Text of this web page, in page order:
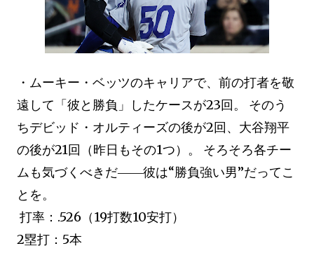
・ムーキー・ベッツのキャリアで、前の打者を敬
遠して「彼と勝負」したケースが23回。 そのう
ちデビッド・オルティーズの後が2回、大谷翔平
の後が21回（昨日もその1つ）。 そろそろ各チー
ムも気づくべきだ――彼は“勝負強い男”だってこ
とを。
打率：.526（19打数10安打）
2塁打：5本